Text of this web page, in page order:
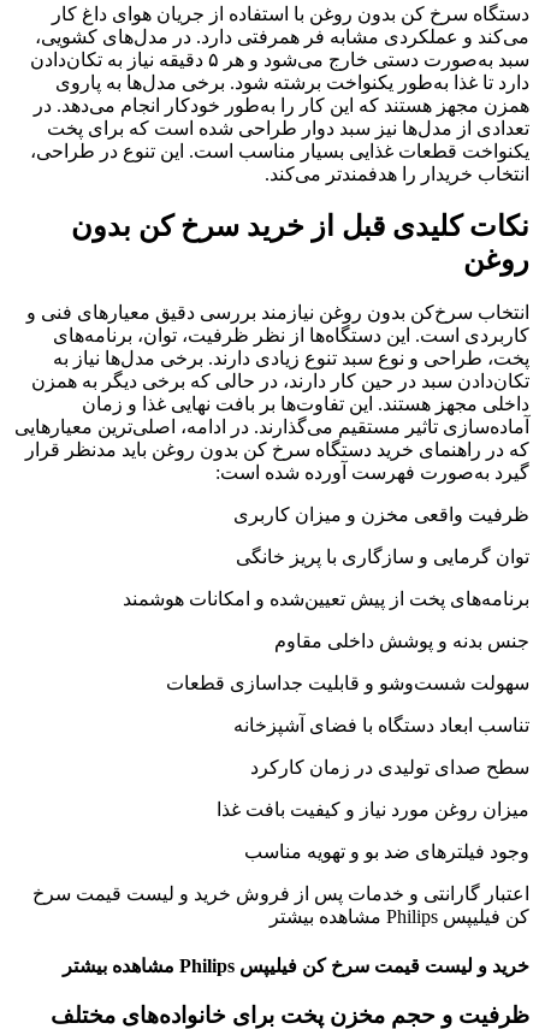
دستگاه سرخ کن بدون روغن با استفاده از جریان هوای داغ کار
می‌کند و عملکردی مشابه فر همرفتی دارد. در مدل‌های کشویی،
سبد به‌صورت دستی خارج می‌شود و هر ۵ دقیقه نیاز به تکان‌دادن
دارد تا غذا به‌طور یکنواخت برشته شود. برخی مدل‌ها به پاروی
همزن مجهز هستند که این کار را به‌طور خودکار انجام می‌دهد. در
تعدادی از مدل‌ها نیز سبد دوار طراحی شده است که برای پخت
یکنواخت قطعات غذایی بسیار مناسب است. این تنوع در طراحی،
انتخاب خریدار را هدفمندتر می‌کند.
نکات کلیدی قبل از خرید سرخ کن بدون
روغن
انتخاب سرخ‌کن بدون روغن نیازمند بررسی دقیق معیارهای فنی و
کاربردی است. این دستگاه‌ها از نظر ظرفیت، توان، برنامه‌های
پخت، طراحی و نوع سبد تنوع زیادی دارند. برخی مدل‌ها نیاز به
تکان‌دادن سبد در حین کار دارند، در حالی که برخی دیگر به همزن
داخلی مجهز هستند. این تفاوت‌ها بر بافت نهایی غذا و زمان
آماده‌سازی تاثیر مستقیم می‌گذارند. در ادامه، اصلی‌ترین معیارهایی
که در راهنمای خرید دستگاه سرخ کن بدون روغن باید مدنظر قرار
گیرد به‌صورت فهرست آورده شده است:
ظرفیت واقعی مخزن و میزان کاربری
توان گرمایی و سازگاری با پریز خانگی
برنامه‌های پخت از پیش تعیین‌شده و امکانات هوشمند
جنس بدنه و پوشش داخلی مقاوم
سهولت شست‌وشو و قابلیت جداسازی قطعات
تناسب ابعاد دستگاه با فضای آشپزخانه
سطح صدای تولیدی در زمان کارکرد
میزان روغن مورد نیاز و کیفیت بافت غذا
وجود فیلترهای ضد بو و تهویه مناسب
اعتبار گارانتی و خدمات پس از فروش خرید و لیست قیمت سرخ
کن فیلیپس Philips مشاهده بیشتر
خرید و لیست قیمت سرخ کن فیلیپس Philips مشاهده بیشتر
ظرفیت و حجم مخزن پخت برای خانواده‌های مختلف